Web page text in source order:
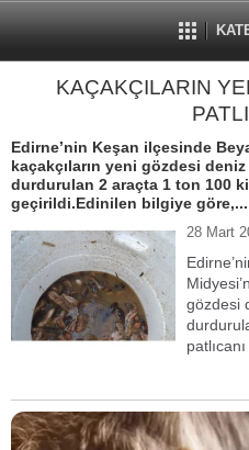
KAÇAKÇILARIN
Edirne’nin Keşan ilçesinde
kaçakçıların yeni gözdesi
durdurulan 2 araçta 1 ton 100
geçirildi.Edinilen bilgiye göre,...
28 Mart
gözdesi